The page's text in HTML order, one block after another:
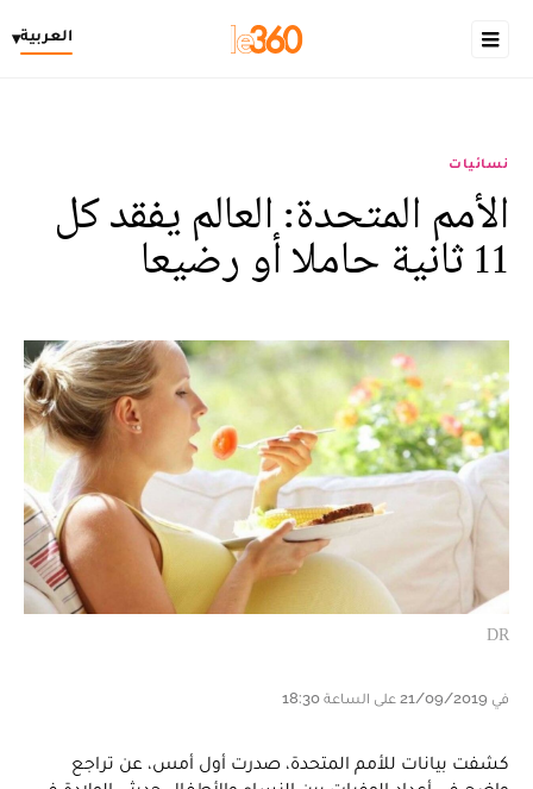
العربية▾
نسائيات
الأمم المتحدة: العالم يفقد كل
11 ثانية حاملا أو رضيعا
DR
في 21/09/2019 على الساعة 18:30
كشفت بيانات للأمم المتحدة، صدرت أول أمس، عن تراجع